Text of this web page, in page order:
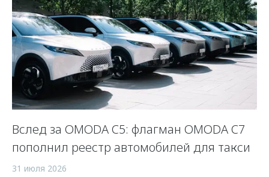
Вслед за OMODA C5: флагман OMODA C7
пополнил реестр автомобилей для такси
31 июля 2026